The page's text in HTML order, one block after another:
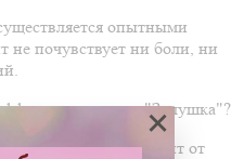
опытными
не почувствует ни боли, ни
капельниц "Золушка"?
капельниц зависит от
×